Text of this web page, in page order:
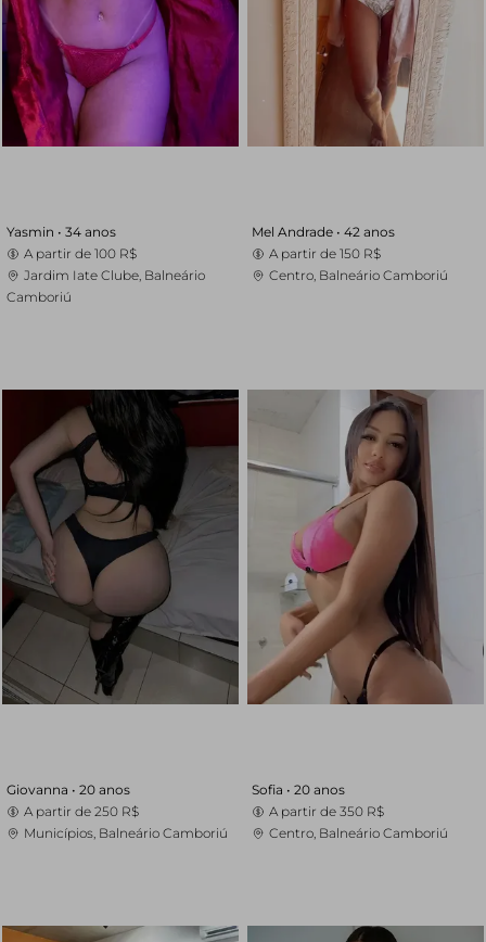
Yasmin • 34 anos
A partir de 100 R$
Jardim Iate Clube, Balneário
Camboriú
Mel Andrade • 42 anos
A partir de 150 R$
Centro, Balneário Camboriú
Giovanna • 20 anos
A partir de 250 R$
Municípios, Balneário Camboriú
Sofia • 20 anos
A partir de 350 R$
Centro, Balneário Camboriú